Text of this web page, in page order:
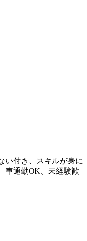
い付き、スキルが身に
車通勤OK、未経験歓